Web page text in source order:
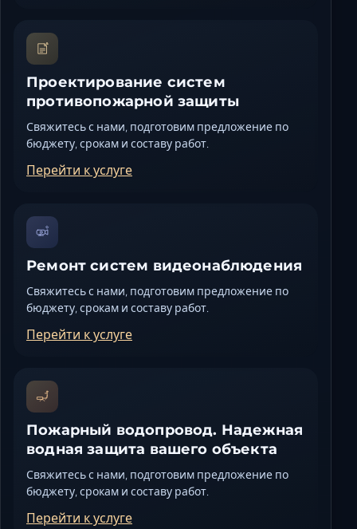
Проектирование систем
противопожарной защиты
Свяжитесь с нами, подготовим предложение по
бюджету, срокам и составу работ.
Перейти к услуге
Ремонт систем видеонаблюдения
Свяжитесь с нами, подготовим предложение по
бюджету, срокам и составу работ.
Перейти к услуге
Пожарный водопровод. Надежная
водная защита вашего объекта
Свяжитесь с нами, подготовим предложение по
бюджету, срокам и составу работ.
Перейти к услуге